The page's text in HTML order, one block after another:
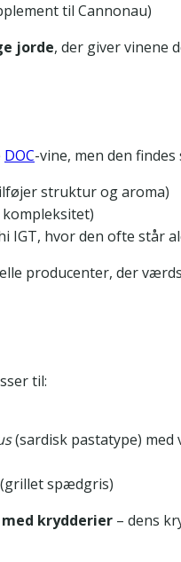
til Cannonau)
jorde, der giver vinene
DOC-vine, men den
struktur og aroma)
IGT, hvor den ofte står
producenter, der
til:
(sardisk pastatype) med
spædgris)
krydderier – dens